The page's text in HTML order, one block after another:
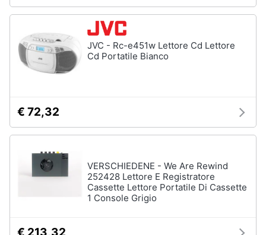
JVC - Rc-e451w Lettore Cd Lettore
Cd Portatile Bianco
€ 72,32
VERSCHIEDENE - We Are Rewind
252428 Lettore E Registratore
Cassette Lettore Portatile Di Cassette
1 Console Grigio